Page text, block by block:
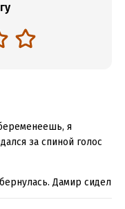
я
за спиной голос
Дамир сидел